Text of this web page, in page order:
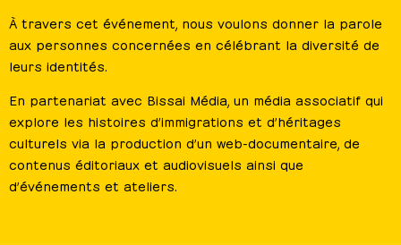
À travers cet événement, nous voulons donner la parole
aux personnes concernées en célébrant la diversité de
leurs identités.
En partenariat avec Bissai Média, un média associatif qui
explore les histoires d’immigrations et d’héritages
culturels via la production d’un web-documentaire, de
contenus éditoriaux et audiovisuels ainsi que
d’événements et ateliers.